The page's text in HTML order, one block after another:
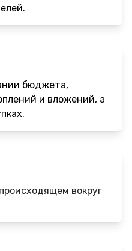
бюджета,
и вложений, а
вокруг